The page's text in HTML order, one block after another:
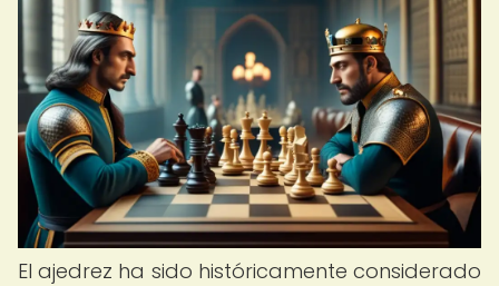
El ajedrez ha sido históricamente considerado